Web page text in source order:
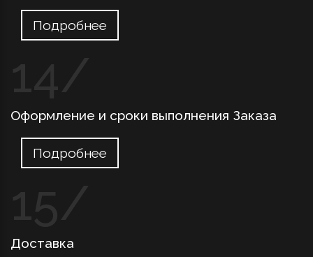
Подробнее
Оформление и сроки выполнения Заказа
Подробнее
Доставка